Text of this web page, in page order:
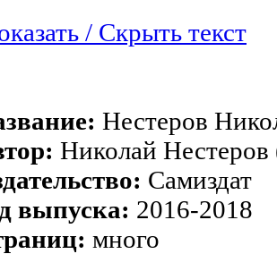
/ Скрыть текст
Нестеров
Николай Нестеров
Самиздат
выпуска: 2016-2018
много